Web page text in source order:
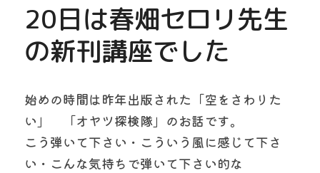
20日は春畑セロリ先生
の新刊講座でした
始めの時間は昨年出版された「空をさわりた
い」　「オヤツ探検隊」のお話です。
こう弾いて下さい・こういう風に感じて下さ
い・こんな気持ちで弾いて下さい的な